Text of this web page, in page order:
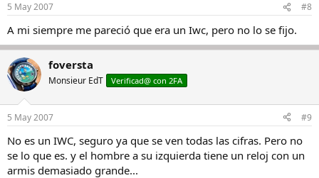
5 May 2007 #8
A mi siempre me pareció que era un Iwc, pero no lo se fijo.
foversta
Monsieur EdT Verificad@ con 2FA
5 May 2007 #9
No es un IWC, seguro ya que se ven todas las cifras. Pero no
se lo que es. y el hombre a su izquierda tiene un reloj con un
armis demasiado grande...